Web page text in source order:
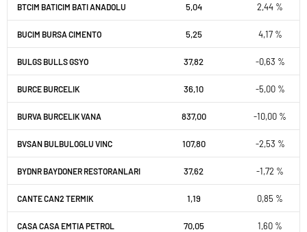
BTCIM BATICIM BATI ANADOLU 5,04 2,44 %
BUCIM BURSA CIMENTO 5,25 4,17 %
BULGS BULLS GSYO 37,82 -0,63 %
BURCE BURCELIK 36,10 -5,00 %
BURVA BURCELIK VANA 837,00 -10,00 %
BVSAN BULBULOGLU VINC 107,80 -2,53 %
BYDNR BAYDONER RESTORANLARI 37,62 -1,72 %
CANTE CAN2 TERMIK 1,19 0,85 %
CASA CASA EMTIA PETROL 70,05 1,60 %